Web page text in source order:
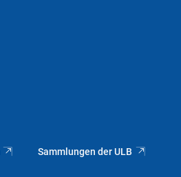
Sammlungen der ULB